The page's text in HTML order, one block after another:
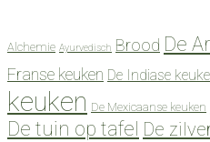
Alchemie Ayurvedisch Brood De
Franse keuken De Indiase
keuken De Mexicaanse keuken
De tuin op tafel De